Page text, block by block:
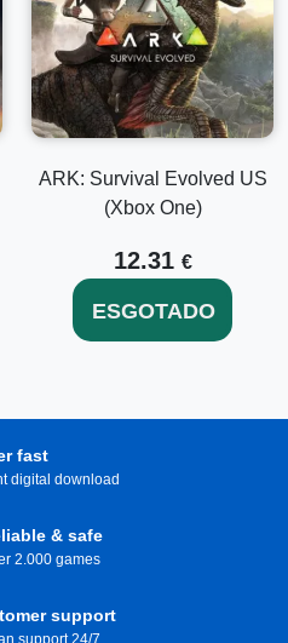
ARK: Survival Evolved US
(Xbox One)
12.31 €
ESGOTADO
fast
digital download
& safe
2.000 games
support
support 24/7